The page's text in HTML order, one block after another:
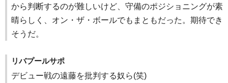
から判断するのが難しいけど、守備のポジショニングが素
晴らしく、オン・ザ・ボールでもまともだった。期待でき
そうだ。
リバプールサポ
デビュー戦の遠藤を批判する奴ら(笑)